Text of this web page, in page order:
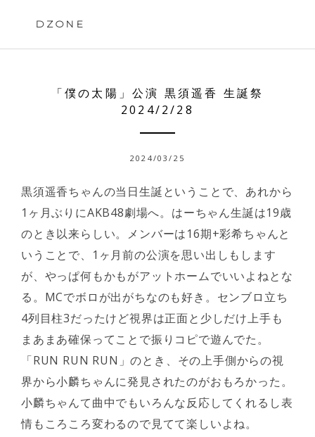
DZONE
「僕の太陽」公演 黒須遥香 生誕祭
2024/2/28
2024/03/25
黒須遥香ちゃんの当日生誕ということで、あれから
1ヶ月ぶりにAKB48劇場へ。はーちゃん生誕は19歳
のとき以来らしい。メンバーは16期+彩希ちゃんと
いうことで、1ヶ月前の公演を思い出しもします
が、やっぱ何もかもがアットホームでいいよねとな
る。MCでボロが出がちなのも好き。センブロ立ち
4列目柱3だったけど視界は正面と少しだけ上手も
まあまあ確保ってことで振りコピで遊んでた。
「RUN RUN RUN」のとき、その上手側からの視
界から小麟ちゃんに発見されたのがおもろかった。
小麟ちゃんて曲中でもいろんな反応してくれるし表
情もころころ変わるので見てて楽しいよね。